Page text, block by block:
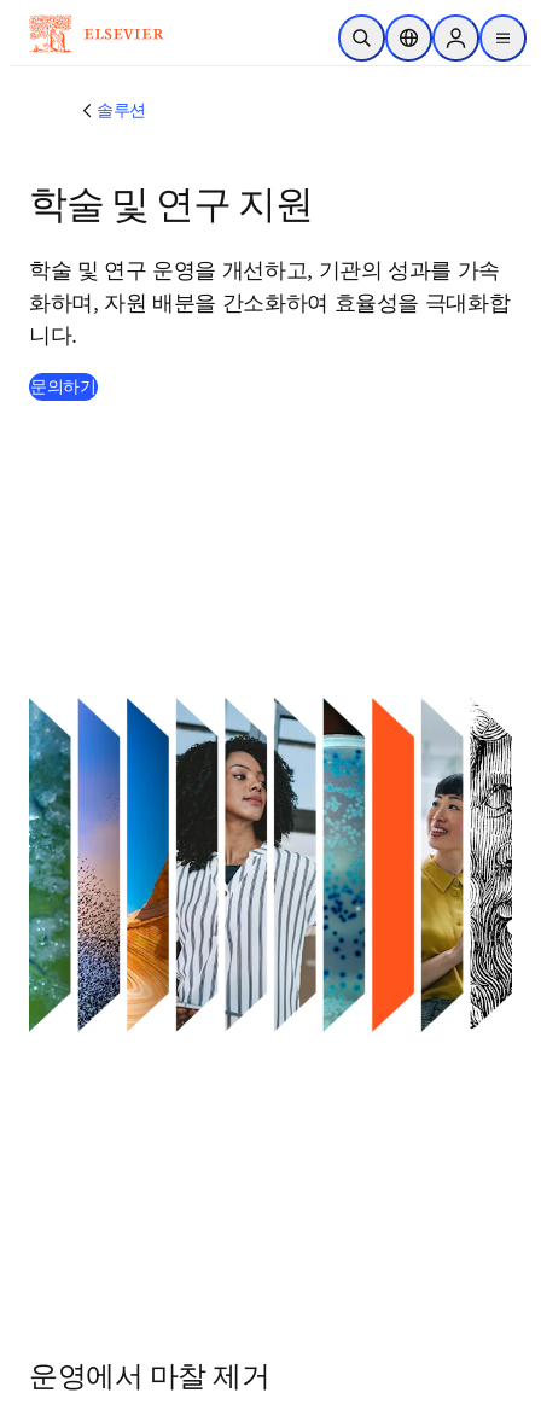
주요 콘텐츠로 건너뛰기
검색 열기위치 선택기Sign in to
menu
솔루션
학술 및 연구 지원
학술 및 연구 운영을 개선하고, 기관의 성과를 가속
화하며, 자원 배분을 간소화하여 효율성을 극대화합
니다.
문의하기
운영에서 마찰 제거